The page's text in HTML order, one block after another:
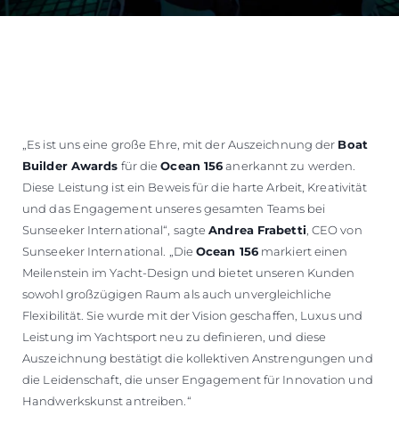
„Es ist uns eine große Ehre, mit der Auszeichnung der Boat
Builder Awards für dieOcean 156anerkannt zu werden.
Diese Leistung ist ein Beweis für die harte Arbeit, Kreativität
und das Engagement unseres gesamten Teams bei
Sunseeker International“, sagteAndrea Frabetti, CEO von
Sunseeker International. „DieOcean 156markiert einen
Meilenstein im Yacht-Design und bietet unseren Kunden
sowohl großzügigen Raum als auch unvergleichliche
Flexibilität. Sie wurde mit der Vision geschaffen, Luxus und
Leistung im Yachtsport neu zu definieren, und diese
Auszeichnung bestätigt die kollektiven Anstrengungen und
die Leidenschaft, die unser Engagement für Innovation und
Handwerkskunst antreiben.“